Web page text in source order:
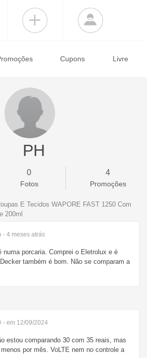
Cupons Livre
PH
0
Fotos
4
Promoções
E Tecidos WAPORE FAST 1250 Com
200ml
- 4 meses atrás
numa porcaria. Comprei o Eletrolux e é
também é bom. Não se comparam a
- em 12/09/2024
estou comparando 30 com 35 reais, mas
por mês. VoLTE nem no controle a